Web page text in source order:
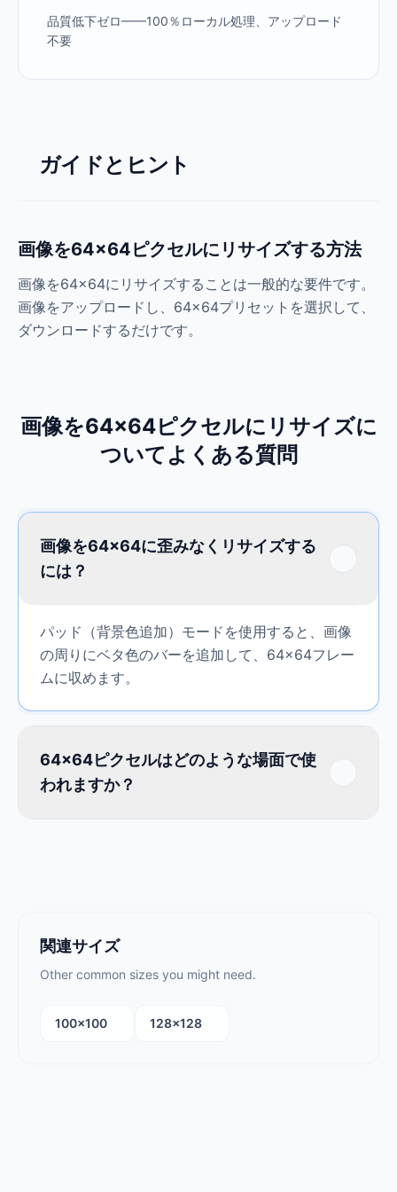
品質低下ゼロ——100％ローカル処理、アップロード
不要
ガイドとヒント
画像を64×64ピクセルにリサイズする方法
画像を64×64にリサイズすることは一般的な要件です。
画像をアップロードし、64×64プリセットを選択して、
ダウンロードするだけです。
画像を64×64ピクセルにリサイズに
ついてよくある質問
画像を64×64に歪みなくリサイズする
には？
パッド（背景色追加）モードを使用すると、画像
の周りにベタ色のバーを追加して、64×64フレー
ムに収めます。
64×64ピクセルはどのような場面で使
われますか？
関連サイズ
Other common sizes you might need.
100×100 128×128